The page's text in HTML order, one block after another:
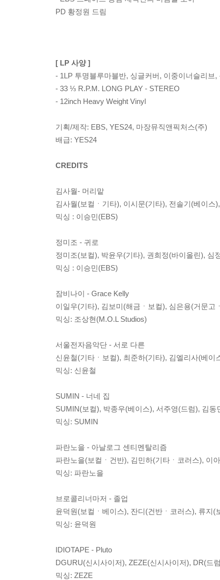
PD 황정원 드림
[ LP 사양 ]
- 1LP 투명블루마블반, 싱글커버, 이중이너슬리브,
- 33 ⅓ R.P.M. LONG PLAY - STEREO
- 12inch Heavy Weight Vinyl
기획/제작: EBS, YES24, 마장뮤직앤픽처스(주)
배급: YES24
CREDITS
김사월- 머리맡
김사월(보컬ㆍ기타), 이시문(기타), 전솔기(베이
믹싱 : 이승민(EBS)
정미조 - 귀로
정미조(보컬), 박윤우(기타), 권희정(바이올린), 심
믹싱 : 이승민(EBS)
잠비나이 - Grace Kelly
이일우(기타), 김보미(해금ㆍ보컬), 심은용(거문
믹싱: 조상현(M.O.L Studios)
서울전자음악단 - 서로 다른
신윤철(기타ㆍ보컬), 최준하(기타), 김엘리사(베이
믹싱: 신윤철
SUMIN - 너네 집
SUMIN(보컬), 박종우(베이스), 서주영(드럼), 김동
믹싱: SUMIN
파란노을 - 아날로그 센티멘탈리즘
파란노을(보컬ㆍ건반), 김민하(기타ㆍ코러스), 이
믹싱: 파란노을
브로콜리너마저 - 졸업
윤덕원(보컬ㆍ베이스), 잔디(건반ㆍ코러스), 류지
믹싱: 윤덕원
IDIOTAPE - Pluto
DGURU(신시사이저), ZEZE(신시사이저), DR(드
믹싱: ZEZE